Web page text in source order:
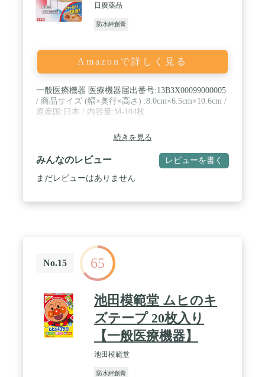
日廣薬品
防水絆創膏
Amazonで詳しく見る
一般医療機器 医療機器届出番号:13B3X00099000005
/ 商品サイズ (幅×奥行×高さ) :8.0cm×6.5cm×10.6cm /
原産国:日本 / 内容量:M-104枚
続きを見る
みんなのレビュー レビューを書く
まだレビューはありません
No.15 65
池田模範堂 ムヒのキ
ズテープ 20枚入り
【一般医療機器】
池田模範堂
防水絆創膏